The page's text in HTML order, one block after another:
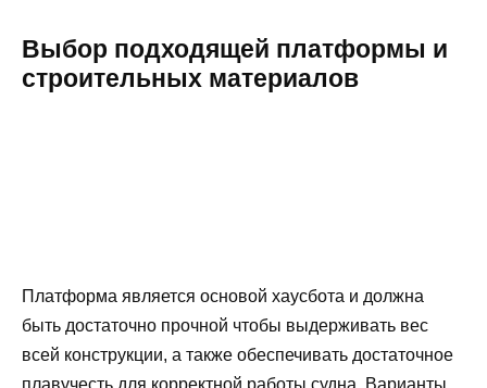
Выбор подходящей платформы и
строительных материалов
Платформа является основой хаусбота и должна
быть достаточно прочной чтобы выдерживать вес
всей конструкции, а также обеспечивать достаточное
плавучесть для корректной работы судна. Варианты